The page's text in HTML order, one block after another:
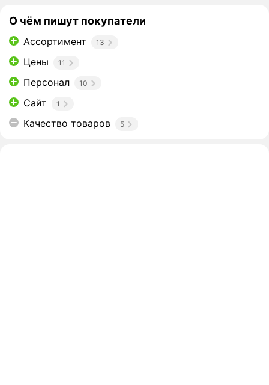
О чём пишут покупатели
Ассортимент 13
Цены 11
Персонал 10
Сайт 1
Качество товаров 5